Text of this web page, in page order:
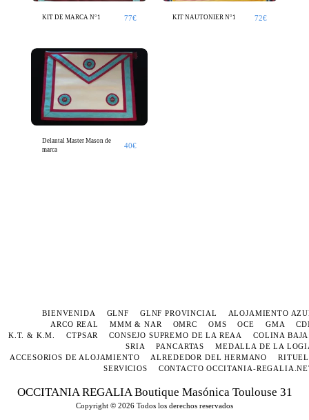
KIT DE MARCA N°1 77€ KIT NAUTONIER N°1 72€
Delantal Master Mason de
marca
40€
OCCITANIA REGALIA Boutique Masónica Toulouse 31
Copyright © 2026 Todos los derechos reservados
BIENVENIDA GLNF GLNF PROVINCIAL
ALOJAMIENTO
ARCO REAL
MMM & NAR OMRC OMS OCE GMA
K.T. & K.M.
CTPSAR CONSEJO SUPREMO DE LA REAA
COLINA
SRIA
PANCARTAS
MEDALLA DE LA
ACCESORIOS DE ALOJAMIENTO
ALREDEDOR DEL HERMANO
SERVICIOS
CONTACTO OCCITANIA-